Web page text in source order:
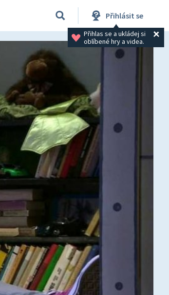
Přihlásit se
Přihlas se a ukládej si
oblíbené hry a videa.